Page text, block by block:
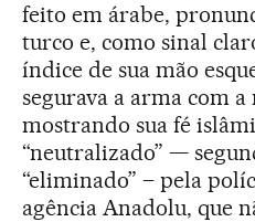
feito em árabe,
turco e, como sinal
índice de sua mão
segurava a arma com
mostrando sua fé
“neutralizado” —
“eliminado” – pela
agência Anadolu, que